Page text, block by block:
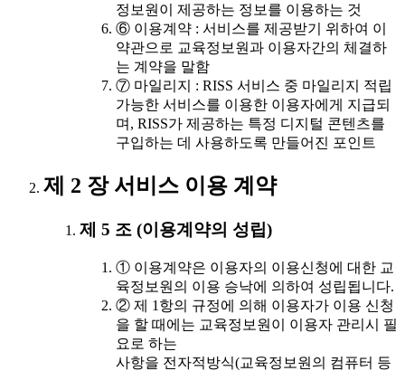
정보원이 제공하는 정보를 이용하는 것
⑥ 이용계약 : 서비스를 제공받기 위하여 이
약관으로 교육정보원과 이용자간의 체결하
는 계약을 말함
⑦ 마일리지 : RISS 서비스 중 마일리지 적립
가능한 서비스를 이용한 이용자에게 지급되
며, RISS가 제공하는 특정 디지털 콘텐츠를
구입하는 데 사용하도록 만들어진 포인트
제 2 장 서비스 이용 계약
제 5 조 (이용계약의 성립)
① 이용계약은 이용자의 이용신청에 대한 교
육정보원의 이용 승낙에 의하여 성립됩니다.
② 제 1항의 규정에 의해 이용자가 이용 신청
을 할 때에는 교육정보원이 이용자 관리시 필
요로 하는
사항을 전자적방식(교육정보원의 컴퓨터 등